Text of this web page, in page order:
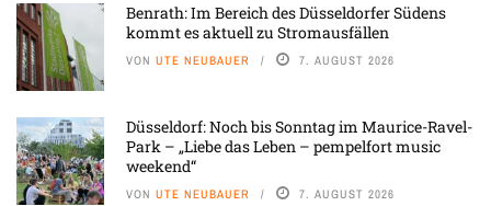
Benrath: Im Bereich des Düsseldorfer Südens
kommt es aktuell zu Stromausfällen
VON UTE NEUBAUER 7. AUGUST 2026
Düsseldorf: Noch bis Sonntag im Maurice-Ravel-
Park – „Liebe das Leben – pempelfort music
weekend“
VON UTE NEUBAUER 7. AUGUST 2026